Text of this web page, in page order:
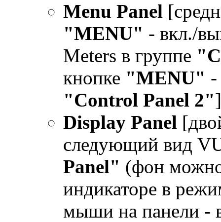
Menu Panel
"MENU" - вкл./
Meters в группе
кнопке "MENU" -
"Control Panel 2"
Display Panel
следующий вид
Panel" (фон
индикаторе в
мыши на панели -